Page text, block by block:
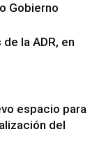
Gobierno
la ADR, en
espacio para
del